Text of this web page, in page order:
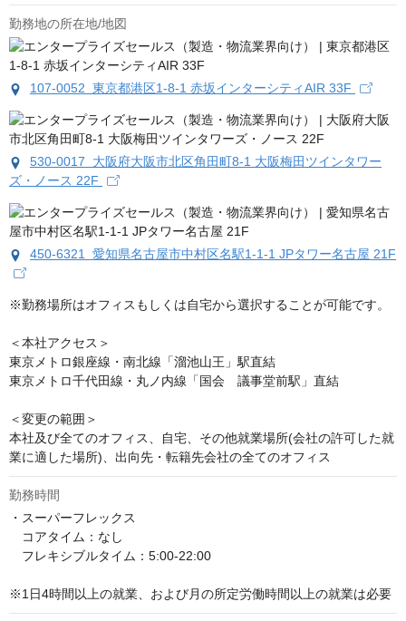
勤務地の所在地/地図
107-0052 東京都港区1-8-1 赤坂インターシティAIR 33F
530-0017 大阪府大阪市北区角田町8-1 大阪梅田ツインタワー
ズ・ノース 22F
450-6321 愛知県名古屋市中村区名駅1-1-1 JPタワー名古屋 21F
※勤務場所はオフィスもしくは自宅から選択することが可能です。
＜本社アクセス＞
東京メトロ銀座線・南北線「溜池山王」駅直結
東京メトロ千代田線・丸ノ内線「国会　議事堂前駅」直結
＜変更の範囲＞
本社及び全てのオフィス、自宅、その他就業場所(会社の許可した就
業に適した場所)、出向先・転籍先会社の全てのオフィス
勤務時間
・スーパーフレックス
コアタイム：なし
フレキシブルタイム：5:00-22:00
※1日4時間以上の就業、および月の所定労働時間以上の就業は必要